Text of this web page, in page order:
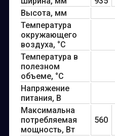
Высота, мм
Температура
окружающего
воздуха, °С
Температура в
полезном
объеме, °С
Напряжение
питания, В
Максимальна
потребляемая
мощность, Вт
560